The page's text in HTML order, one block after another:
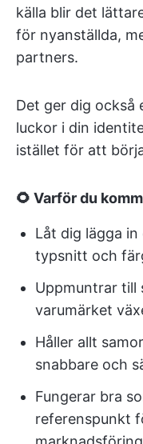
källa blir det
för nyanställda,
partners.
Det ger dig
luckor i din
istället för att
🌻 Varför du
Låt dig lägga
typsnitt och
Uppmuntrar till
varumärket
Håller allt
snabbare och
Fungerar bra
referenspunkt